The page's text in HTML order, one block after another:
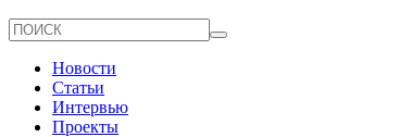
Новости
Статьи
Интервью
Проекты